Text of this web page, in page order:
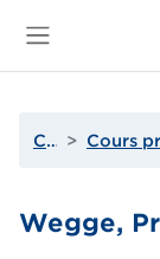
Cours
Wegge,